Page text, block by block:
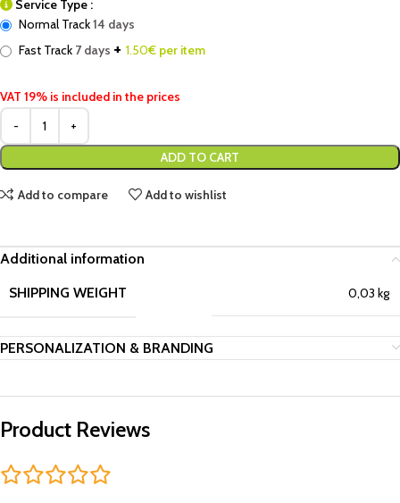
Service Type :
Normal Track14 days
Fast Track 7 days + 1.50€ per item
VAT 19% is included in the prices
ADD TO CART
Add to compare Add to wishlist
Additional information
SHIPPING WEIGHT
0,03 kg
PERSONALIZATION & BRANDING
Product Reviews